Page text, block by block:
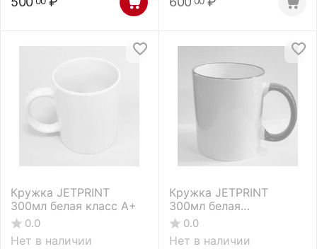
Кружка JETPRINT
300мл белая класс А+
0.0
Нет в наличии
Кружка JETPRINT
300мл белая
оранжевым ободком и
ручкой (128326)
0.0
Нет в наличии